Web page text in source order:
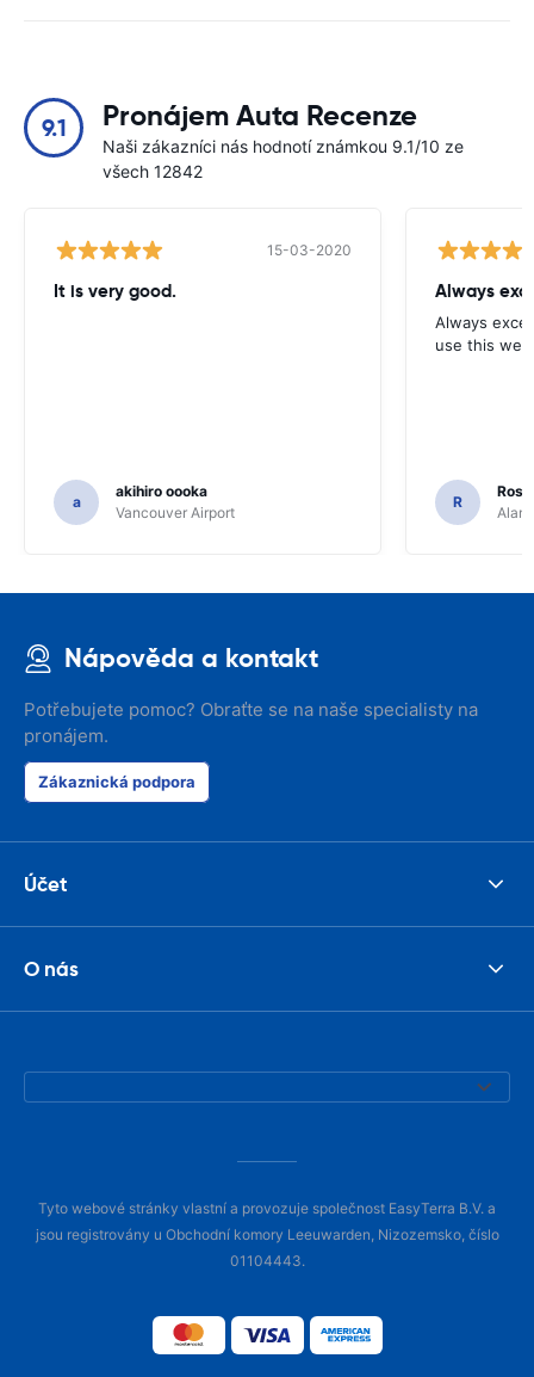
9.1 Pronájem Auta Recenze
Naši zákazníci nás hodnotí známkou 9.1/10 ze
všech 12842
15-03-2020
It is very good.
a
akihiro oooka
Vancouver Airport
Always
Always
use this
R
Nápověda a kontakt
Potřebujete pomoc? Obraťte se na naše specialisty na
pronájem.
Zákaznická podpora
Účet
O nás
Tyto webové stránky vlastní a provozuje společnost EasyTerra B.V. a
jsou registrovány u Obchodní komory Leeuwarden, Nizozemsko, číslo
01104443.